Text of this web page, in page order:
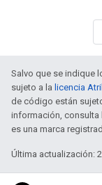
Salvo que se indique
sujeto a la licencia
de código están
información, consulta
es una marca
Última actualización: